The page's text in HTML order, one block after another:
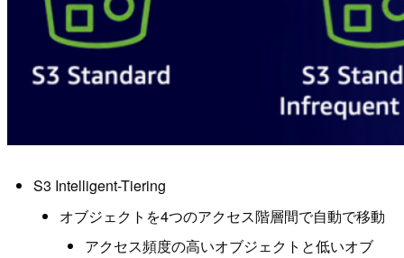
S3 Intelligent-Tiering
オブジェクトを4つのアクセス階層間で自動で移動
アクセス頻度の高いオブジェクトと低いオブ